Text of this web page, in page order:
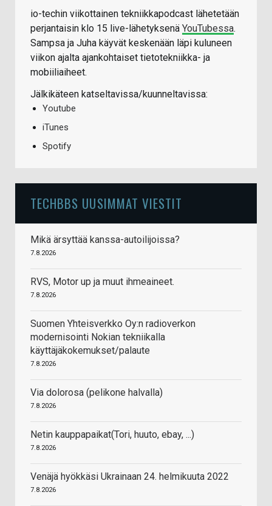
io-techin viikottainen tekniikkapodcast lähetetään
perjantaisin klo 15 live-lähetyksenä YouTubessa.
Sampsa ja Juha käyvät keskenään läpi kuluneen
viikon ajalta ajankohtaiset tietotekniikka- ja
mobiiliaiheet.
Jälkikäteen katseltavissa/kuunneltavissa:
Youtube
iTunes
Spotify
TECHBBS UUSIMMAT VIESTIT
Mikä ärsyttää kanssa-autoilijoissa?
7.8.2026
RVS, Motor up ja muut ihmeaineet.
7.8.2026
Suomen Yhteisverkko Oy:n radioverkon
modernisointi Nokian tekniikalla
käyttäjäkokemukset/palaute
7.8.2026
Via dolorosa (pelikone halvalla)
7.8.2026
Netin kauppapaikat(Tori, huuto, ebay, ...)
7.8.2026
Venäjä hyökkäsi Ukrainaan 24. helmikuuta 2022
7.8.2026